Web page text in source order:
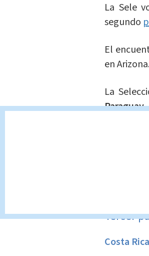
La Sele
segundo
El
en
La
Sí. Todo
—
Tercer
Costa